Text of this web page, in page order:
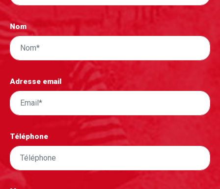
Nom
Adresse email
Téléphone